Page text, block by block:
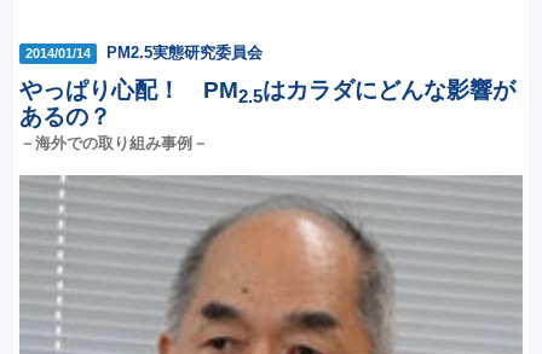
2014/01/14 PM2.5実態研究委員会
やっぱり心配！ PM2.5はカラダにどんな影響が
あるの？
－海外での取り組み事例－